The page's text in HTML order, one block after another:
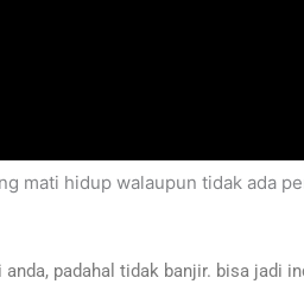
mati hidup walaupun tidak ada
padahal tidak banjir. bisa jadi